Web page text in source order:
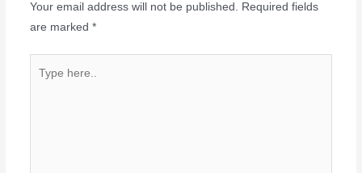
Your email address will not be published. Required fields
are marked *